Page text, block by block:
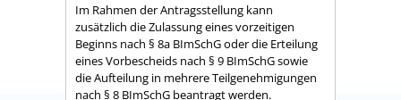
Im Rahmen der Antragsstellung kann
zusätzlich die Zulassung eines vorzeitigen
Beginns nach § 8a BImSchG oder die Erteilung
eines Vorbescheids nach § 9 BImSchG sowie
die Aufteilung in mehrere Teilgenehmigungen
nach § 8 BImSchG beantragt werden.